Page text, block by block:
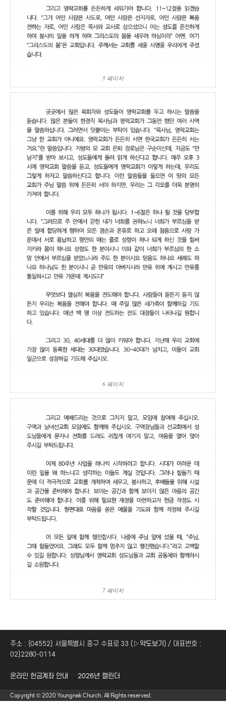
5 페이지
6 페이지
7 페이지
주소 : (04552) 서울특별시 중구 수표로 33 (▷약도보기 ) / 대표번호 :
02)2280-0114
온라인 헌금계좌 안내 2026년 캘린더
Copyright © 2020 Youngnak Church. All Rights reserved.